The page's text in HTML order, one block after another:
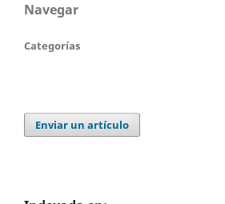
Navegar
Categorías
Enviar un artículo